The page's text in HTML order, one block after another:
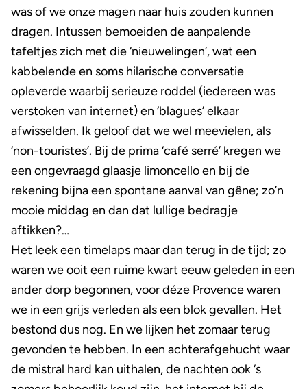
was of we onze magen naar huis zouden kunnen
dragen. Intussen bemoeiden de aanpalende
tafeltjes zich met die ‘nieuwelingen’, wat een
kabbelende en soms hilarische conversatie
opleverde waarbij serieuze roddel (iedereen was
verstoken van internet) en ‘blagues’ elkaar
afwisselden. Ik geloof dat we wel meevielen, als
‘non-touristes’. Bij de prima ‘café serré’ kregen we
een ongevraagd glaasje limoncello en bij de
rekening bijna een spontane aanval van gêne; zo’n
mooie middag en dan dat lullige bedragje
aftikken?…
Het leek een timelaps maar dan terug in de tijd; zo
waren we ooit een ruime kwart eeuw geleden in een
ander dorp begonnen, voor déze Provence waren
we in een grijs verleden als een blok gevallen. Het
bestond dus nog. En we lijken het zomaar terug
gevonden te hebben. In een achterafgehucht waar
de mistral hard kan uithalen, de nachten ook ‘s